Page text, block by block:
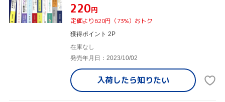
¥220円
定価より620円（73%）おトク
獲得ポイント 2P
在庫なし
発売年月日：2023/10/02
入荷したら知りたい